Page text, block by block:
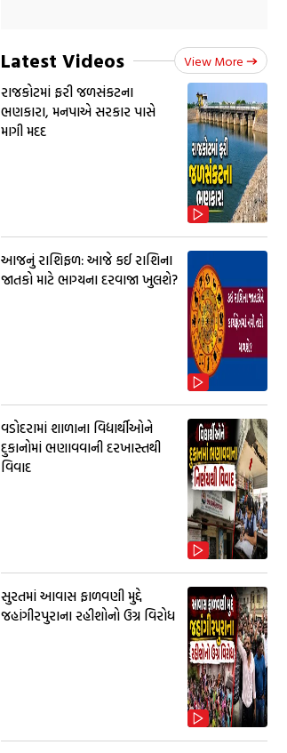
Latest Videos View More
રાજકોટમાં ફરી જળસંકટના
ભણકારા, મનપાએ સરકાર પાસે
માગી મદદ
આજનું રાશિફળ: આજે કઈ રાશિના
જાતકો માટે ભાગ્યના દરવાજા ખુલશે?
વડોદરામાં શાળાના વિદ્યાર્થીઓને
દુકાનોમાં ભણાવવાની દરખાસ્તથી
વિવાદ
સુરતમાં આવાસ ફાળવણી મુદ્દે
જહાંગીરપુરાના રહીશોનો ઉગ્ર વિરોધ